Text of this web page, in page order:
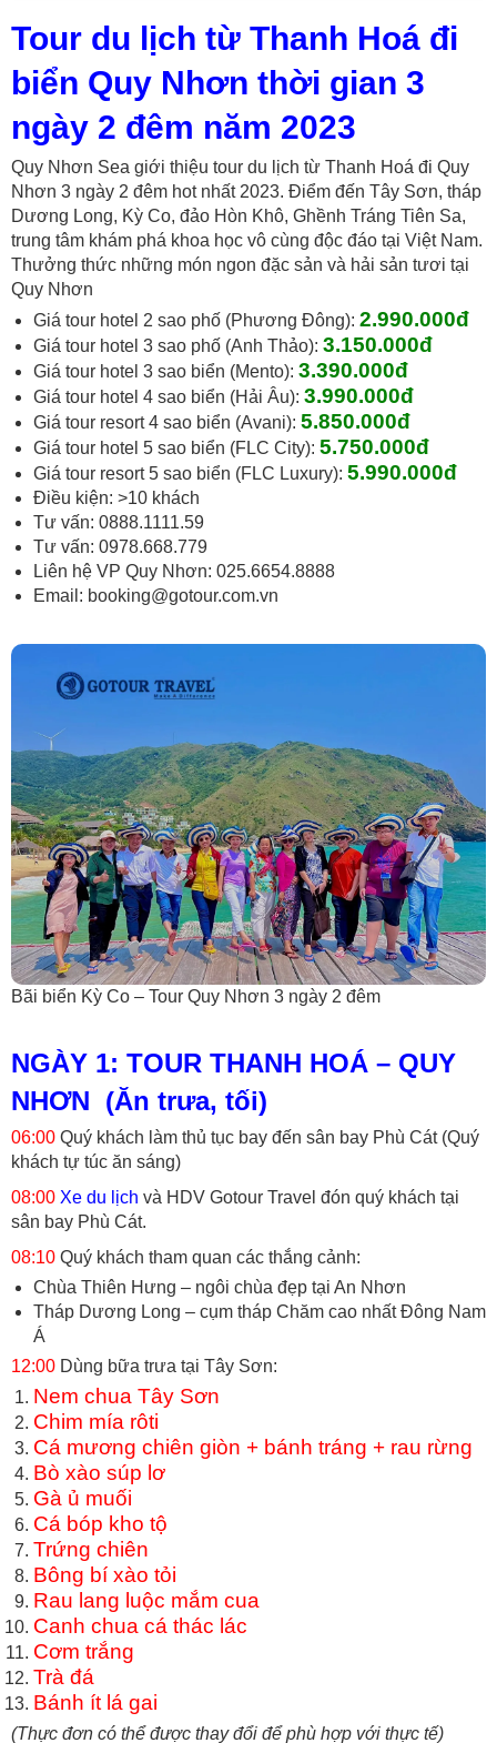
Tour du lịch từ Thanh Hoá đi
biển Quy Nhơn thời gian 3
ngày 2 đêm năm 2023
Quy Nhơn Sea giới thiệu tour du lịch từ Thanh Hoá đi Quy
Nhơn 3 ngày 2 đêm hot nhất 2023. Điểm đến Tây Sơn, tháp
Dương Long, Kỳ Co, đảo Hòn Khô, Ghềnh Tráng Tiên Sa,
trung tâm khám phá khoa học vô cùng độc đáo tại Việt Nam.
Thưởng thức những món ngon đặc sản và hải sản tươi tại
Quy Nhơn
Giá tour hotel 2 sao phố (Phương Đông): 2.990.000đ
Giá tour hotel 3 sao phố (Anh Thảo): 3.150.000đ
Giá tour hotel 3 sao biển (Mento): 3.390.000đ
Giá tour hotel 4 sao biển (Hải Âu): 3.990.000đ
Giá tour resort 4 sao biển (Avani): 5.850.000đ
Giá tour hotel 5 sao biển (FLC City): 5.750.000đ
Giá tour resort 5 sao biển (FLC Luxury): 5.990.000đ
Điều kiện: >10 khách
Tư vấn: 0888.1111.59
Tư vấn: 0978.668.779
Liên hệ VP Quy Nhơn: 025.6654.8888
Email: booking@gotour.com.vn
Bãi biển Kỳ Co – Tour Quy Nhơn 3 ngày 2 đêm
NGÀY 1: TOUR THANH HOÁ – QUY
NHƠN (Ăn trưa, tối)
06:00 Quý khách làm thủ tục bay đến sân bay Phù Cát (Quý
khách tự túc ăn sáng)
08:00 Xe du lịch và HDV Gotour Travel đón quý khách tại
sân bay Phù Cát.
08:10 Quý khách tham quan các thắng cảnh:
Chùa Thiên Hưng – ngôi chùa đẹp tại An Nhơn
Tháp Dương Long – cụm tháp Chăm cao nhất Đông Nam
Á
12:00 Dùng bữa trưa tại Tây Sơn:
Nem chua Tây Sơn
Chim mía rôti
Cá mương chiên giòn + bánh tráng + rau rừng
Bò xào súp lơ
Gà ủ muối
Cá bóp kho tộ
Trứng chiên
Bông bí xào tỏi
Rau lang luộc mắm cua
Canh chua cá thác lác
Cơm trắng
Trà đá
Bánh ít lá gai
(Thực đơn có thể được thay đổi để phù hợp với thực tế)